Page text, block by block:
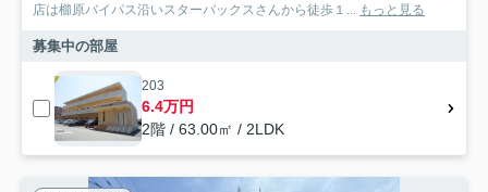
店は櫛原バイパス沿いスターバックスさんから徒歩１... もっと見る
募集中の部屋
203
6.4万円
2階 / 63.00㎡ / 2LDK